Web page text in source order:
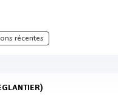
récentes